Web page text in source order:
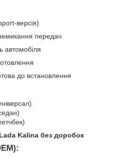
версія)
передач
автомобіля
до встановлення
Kalina без доробок